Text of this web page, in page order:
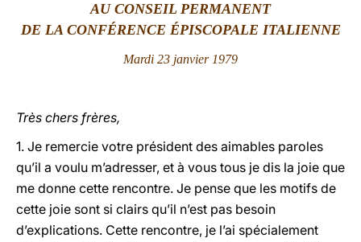
AU CONSEIL PERMANENT
DE LA CONFÉRENCE ÉPISCOPALE ITALIENNE
Mardi 23 janvier 1979
Très chers frères,
1. Je remercie votre président des aimables paroles
qu’il a voulu m’adresser, et à vous tous je dis la joie que
me donne cette rencontre. Je pense que les motifs de
cette joie sont si clairs qu’il n’est pas besoin
d’explications. Cette rencontre, je l’ai spécialement